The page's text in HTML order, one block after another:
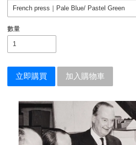
數量
立即購買 加入購物車